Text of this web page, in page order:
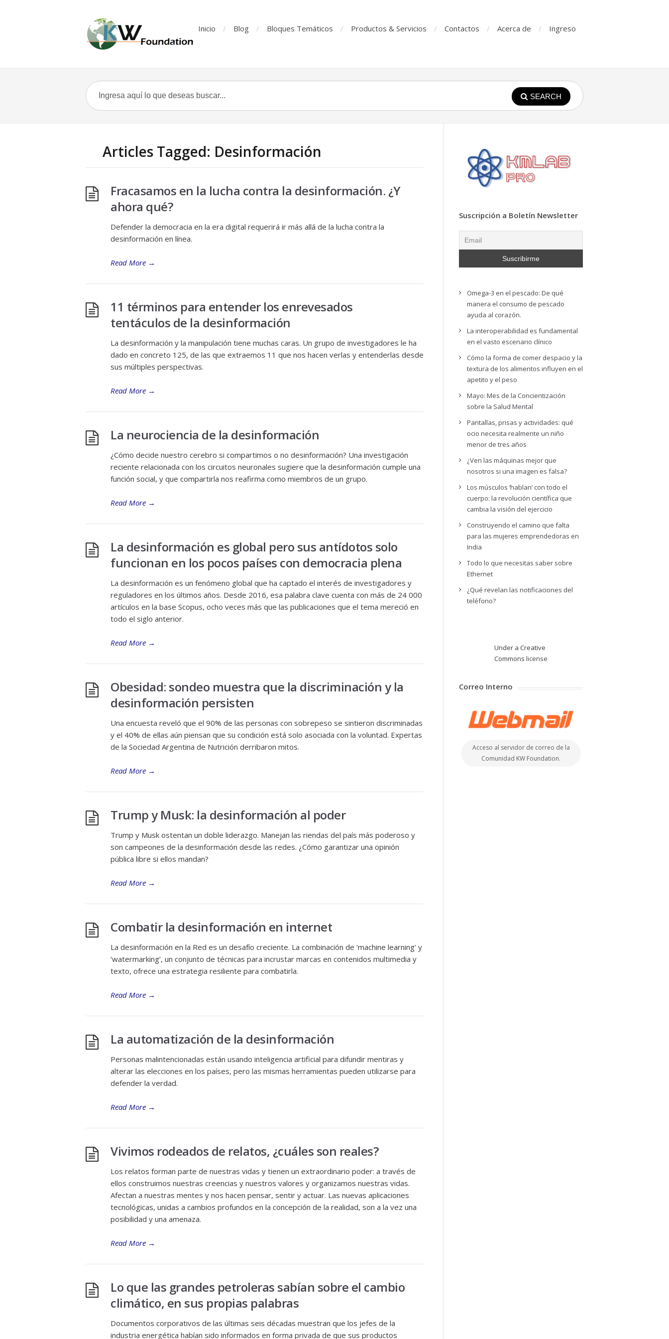
Inicio Blog Bloques Temáticos Productos & Servicios Contactos Acerca de Ingreso
SEARCH
Articles Tagged: Desinformación
Fracasamos en la lucha contra la desinformación. ¿Y
ahora qué?
Defender la democracia en la era digital requerirá ir más allá de la lucha contra la
desinformación en línea.
Read More →
11 términos para entender los enrevesados
tentáculos de la desinformación
La desinformación y la manipulación tiene muchas caras. Un grupo de investigadores le ha
dado en concreto 125, de las que extraemos 11 que nos hacen verlas y entenderlas desde
sus múltiples perspectivas.
Read More →
La neurociencia de la desinformación
¿Cómo decide nuestro cerebro si compartimos o no desinformación? Una investigación
reciente relacionada con los circuitos neuronales sugiere que la desinformación cumple una
función social, y que compartirla nos reafirma como miembros de un grupo.
Read More →
La desinformación es global pero sus antídotos solo
funcionan en los pocos países con democracia plena
La desinformación es un fenómeno global que ha captado el interés de investigadores y
reguladores en los últimos años. Desde 2016, esa palabra clave cuenta con más de 24 000
artículos en la base Scopus, ocho veces más que las publicaciones que el tema mereció en
todo el siglo anterior.
Read More →
Obesidad: sondeo muestra que la discriminación y la
desinformación persisten
Una encuesta reveló que el 90% de las personas con sobrepeso se sintieron discriminadas
y el 40% de ellas aún piensan que su condición está solo asociada con la voluntad. Expertas
de la Sociedad Argentina de Nutrición derribaron mitos.
Read More →
Trump y Musk: la desinformación al poder
Trump y Musk ostentan un doble liderazgo. Manejan las riendas del país más poderoso y
son campeones de la desinformación desde las redes. ¿Cómo garantizar una opinión
pública libre si ellos mandan?
Read More →
Combatir la desinformación en internet
La desinformación en la Red es un desafío creciente. La combinación de ‘machine learning’ y
‘watermarking’, un conjunto de técnicas para incrustar marcas en contenidos multimedia y
texto, ofrece una estrategia resiliente para combatirla.
Read More →
La automatización de la desinformación
Personas malintencionadas están usando inteligencia artificial para difundir mentiras y
alterar las elecciones en los países, pero las mismas herramientas pueden utilizarse para
defender la verdad.
Read More →
Vivimos rodeados de relatos, ¿cuáles son reales?
Los relatos forman parte de nuestras vidas y tienen un extraordinario poder: a través de
ellos construimos nuestras creencias y nuestros valores y organizamos nuestras vidas.
Afectan a nuestras mentes y nos hacen pensar, sentir y actuar. Las nuevas aplicaciones
tecnológicas, unidas a cambios profundos en la concepción de la realidad, son a la vez una
posibilidad y una amenaza.
Read More →
Lo que las grandes petroleras sabían sobre el cambio
climático, en sus propias palabras
Documentos corporativos de las últimas seis décadas muestran que los jefes de la
industria energética habían sido informados en forma privada de que sus productos
Suscripción a Boletín Newsletter
Omega-3 en el pescado: De qué
manera el consumo de pescado
ayuda al corazón.
La interoperabilidad es fundamental
en el vasto escenario clínico
Cómo la forma de comer despacio y la
textura de los alimentos influyen en el
apetito y el peso
Mayo: Mes de la Concientización
sobre la Salud Mental
Pantallas, prisas y actividades: qué
ocio necesita realmente un niño
menor de tres años
¿Ven las máquinas mejor que
nosotros si una imagen es falsa?
Los músculos ‘hablan’ con todo el
cuerpo: la revolución científica que
cambia la visión del ejercicio
Construyendo el camino que falta
para las mujeres emprendedoras en
India
Todo lo que necesitas saber sobre
Ethernet
¿Qué revelan las notificaciones del
teléfono?
Under a Creative
Commons license
Correo Interno
Acceso al servidor de correo de la
Comunidad KW Foundation.